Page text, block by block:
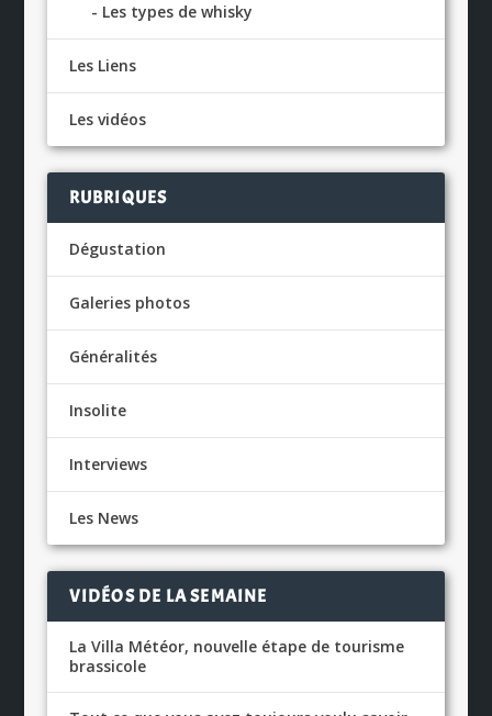
Les types de whisky
Les Liens
Les vidéos
RUBRIQUES
Dégustation
Galeries photos
Généralités
Insolite
Interviews
Les News
VIDÉOS DE LA SEMAINE
La Villa Météor, nouvelle étape de tourisme
brassicole